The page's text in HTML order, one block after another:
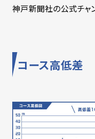
神戸新聞社の公式チャ
コース高低差